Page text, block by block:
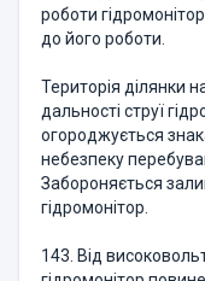
роботи
до його роботи.
Територія ділянки
дальності струї
огороджується
небезпеку
Забороняється
гідромонітор.
143. Від